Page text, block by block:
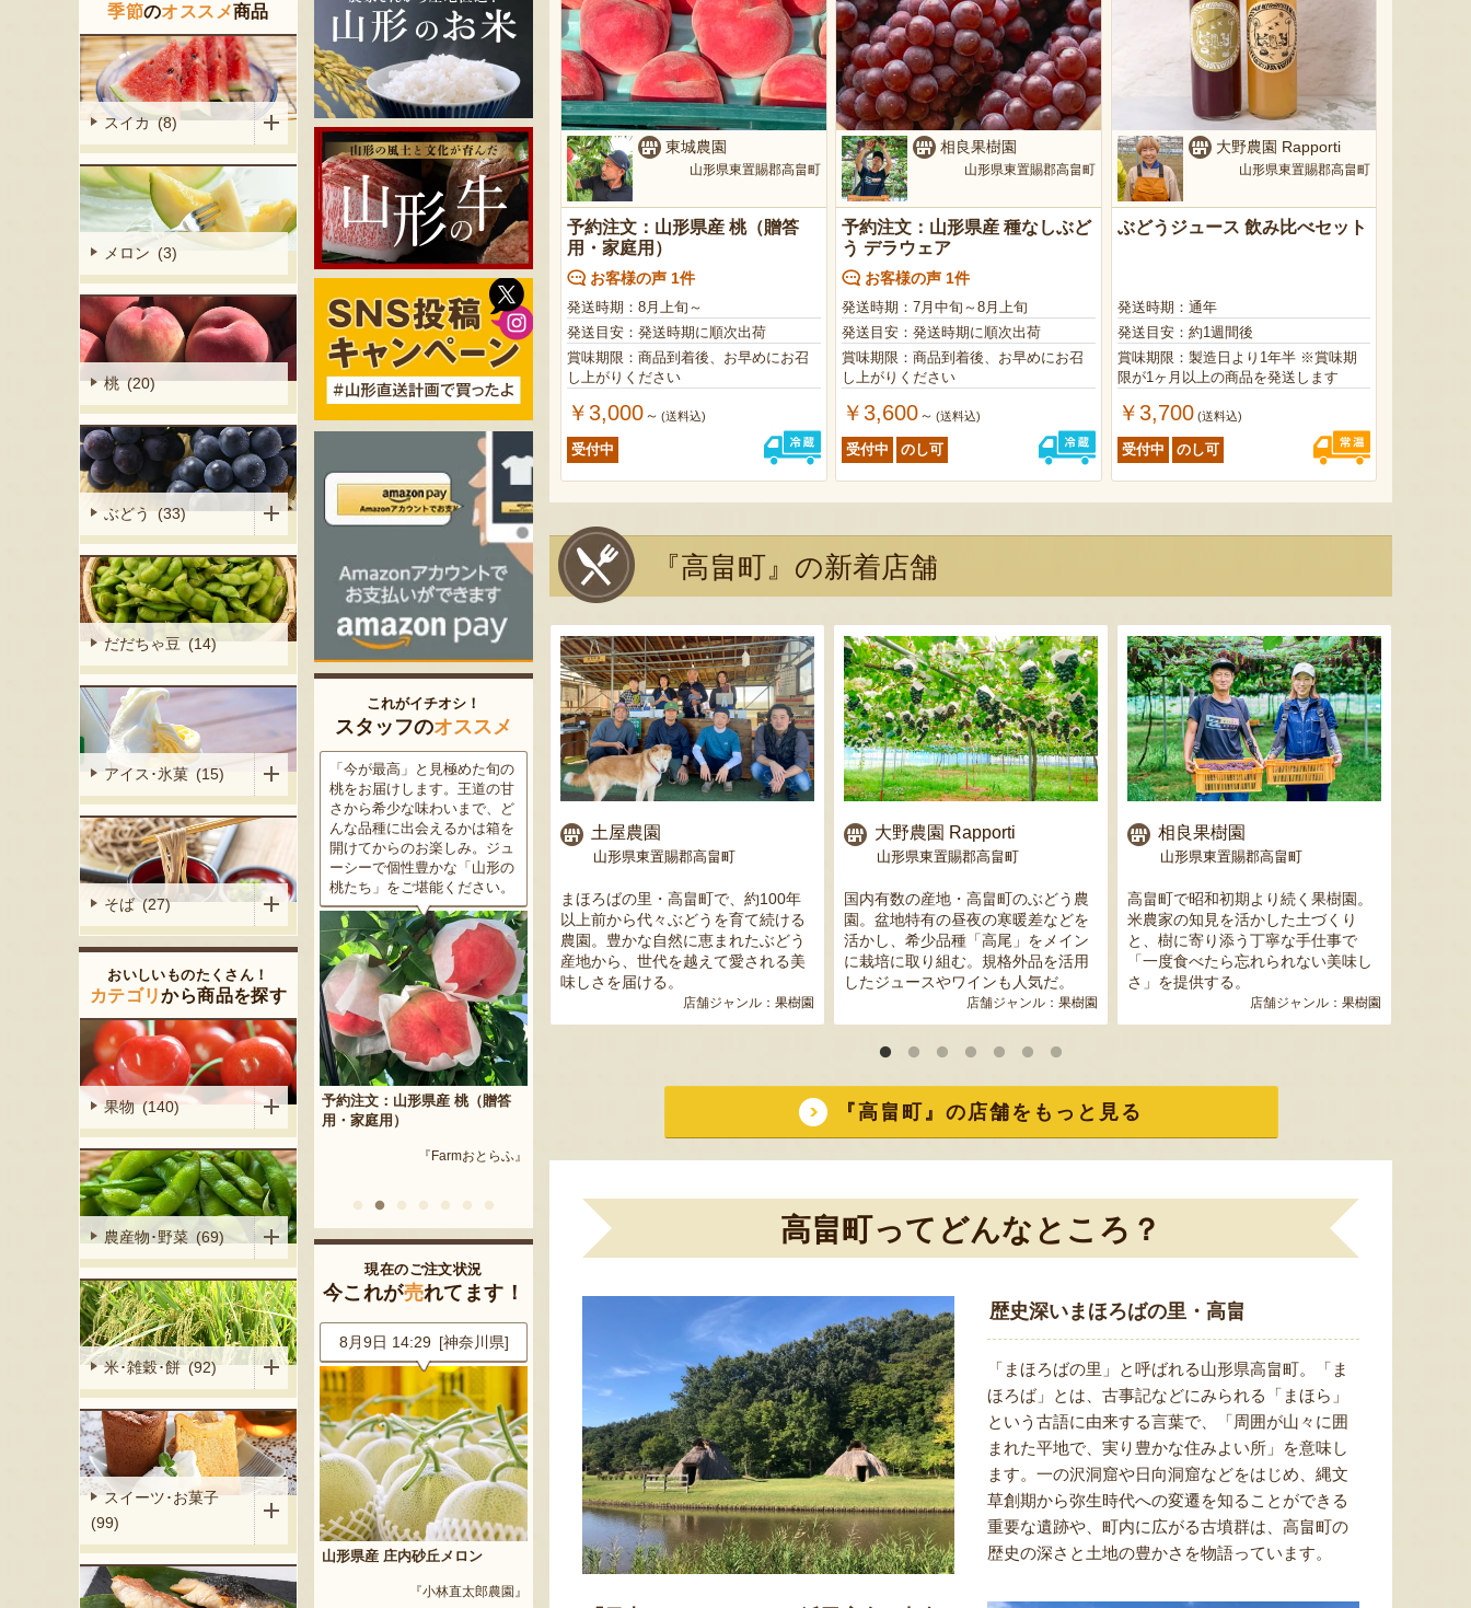
東城農園
山形県東置賜郡高畠町
予約注文：山形県産 桃（贈答
用・家庭用）
お客様の声 1件
発送時期：8月上旬～
発送目安：発送時期に順次出荷
賞味期限：商品到着後、お早めにお召
し上がりください
￥3,000 ～ (送料込)
受付中
相良果樹園
山形県東置賜郡高畠町
予約注文：山形県産 種なしぶど
う デラウェア
お客様の声 1件
発送時期：7月中旬～8月上旬
発送目安：発送時期に順次出荷
賞味期限：商品到着後、お早めにお召
し上がりください
￥3,600 ～ (送料込)
受付中 のし可
大野農園 Rapporti
山形県東置賜郡高畠町
ぶどうジュース 飲み比べセット
発送時期：通年
発送目安：約1週間後
賞味期限：製造日より1年半 ※賞味期
限が1ヶ月以上の商品を発送します
￥3,700 (送料込)
受付中 のし可
『高畠町』の新着店舗
十四代 中川吉右衛門
山形県東置賜郡高畠町
自然に囲まれた高畠町にて、お米
吉右衛門」。農薬・肥料を使わな
味しさを追求している。
店舗ジャンル：農家･農業法人
渡部ファーム
山形県東置賜郡高畠町
山形県南部の高畠町にて、約300年
前から農業を営む「渡部ファー
ム」。「つや姫」や「雪若丸」など
の米を生産し、数々の食味コンクー
ルで「最優秀賞」を受賞する実力
派。
店舗ジャンル：農家･農業法人
土屋農園
山形県東置賜郡高畠町
まほろばの里・高畠町で、約100年
以上前から代々ぶどうを育て続ける
農園。豊かな自然に恵まれたぶどう
産地から、世代を越えて愛される美
味しさを届ける。
店舗ジャンル： 果樹園
大野農園 Rapporti
山形県東置賜郡高畠町
国内有数の産地・高畠町のぶどう農
園。盆地特有の昼夜の寒暖差などを
活かし、希少品種「高尾」をメイン
に栽培に取り組む。規格外品を活用
したジュースやワインも人気だ。
店舗ジャンル： 果樹園
相良果樹園
山形県東置賜郡高畠町
高畠町で昭和初期より続く果樹園。
米農家の知見を活かした土づくり
と、樹に寄り添う丁寧な手仕事で
「一度食べたら忘れられない美味し
さ」を提供する。
店舗ジャンル： 果樹園
『高畠町』の店舗をもっと見る
高畠町ってどんなところ？
歴史深いまほろばの里・高畠
「まほろばの里」と呼ばれる山形県高畠町。「ま
ほろば」とは、古事記などにみられる「まほら」
という古語に由来する言葉で、「周囲が山々に囲
まれた平地で、実り豊かな住みよい所」を意味し
ます。一の沢洞窟や日向洞窟などをはじめ、縄文
草創期から弥生時代への変遷を知ることができる
重要な遺跡や、町内に広がる古墳群は、高畠町の
歴史の深さと土地の豊かさを物語っています。
季節のオススメ商品
スイカ (8)
メロン (3)
桃 (20)
ぶどう (33)
だだちゃ豆 (14)
アイス･氷菓 (15)
そば (27)
おいしいものたくさん！
カテゴリから商品を探す
果物 (140)
農産物･野菜 (69)
米･雑穀･餅 (92)
スイーツ･お菓子
(99)
これがイチオシ！
スタッフのオススメ
フデザイン』
「今が最高」と見極めた旬の
桃をお届けします。王道の甘
さから希少な味わいまで、ど
んな品種に出会えるかは箱を
開けてからのお楽しみ。ジュ
ーシーで個性豊かな「山形の
桃たち」をご堪能ください。
予約注文：山形県産 桃（贈答
用・家庭用）
『Farmおとらふ』
米沢牛は、非常に厳しい条件
をクリアした最高級のブラン
ド牛。美しいサシ・きめ細か
な肉質・とろける食感・濃厚
な旨味、すべてが抜群です。
高級感のある黒化粧箱入りの
ため、大切な人への贈り物に
どうぞ！
米沢牛
『肉匠えんどう』
三和油脂の看板商品「まいに
ちのこめ油」は、新鮮な国産
用油。油特有の臭いやクセが
なく、食材の美味しさを引き
立てます。一度使えば、毎日
です。
果樹栽培が盛んな東根市で育
った「白桃」。あえて大玉で
視した「中玉」にこだわって
栽培しています。「陽夏妃」
や「川中島白桃」など、その
す。
予約注文：山形県産 桃（贈答
用・家庭用）
色とりどりのフルーツがぎゅ
っと詰まった「ミックスゼリ
組み合わせやカットの仕方に
もこだわりました。箱を開け
た瞬間に笑顔になれるゼリー
最適。
ミックスゼリー
寒河江市の肥沃な大地で育っ
たスイートコーン「おおも
と、果物にも負けない濃厚な
甘みが特徴。朝採りをその日
のうちに発送し、鮮度そのま
現在のご注文状況
今これが売れてます！
スカット・
8月9日 14:29 [神奈川県]
山形県産 庄内砂丘メロン
『小林直太郎農園』
8月9日 14:01 [山形県]
山形県産 桃（贈答用・家庭用）
『まるたか果樹園』
8月9日 13:49 [茨城県]
山形牛ハンバーグ
8月9日 13:28 [茨城県]
山形県産 庄内柿
8月9日 17:49 [兵庫県]
山形県産 シャインマスカット・
8月9日 14:29 [神奈川県]
山形県産 庄内砂丘メロン